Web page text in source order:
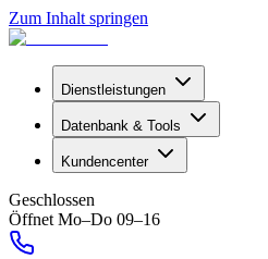
Zum Inhalt springen
Dienstleistungen
Datenbank & Tools
Kundencenter
Geschlossen
Öffnet Mo–Do 09–16